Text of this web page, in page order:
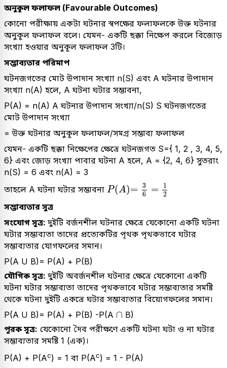
অনুকূল ফলাফল (Favourable Outcomes)
কোনো পরীক্ষায় একটা ঘটনার স্বপক্ষের ফলাফলকে উক্ত ঘটনার
অনুকূল ফলাফল বলে। যেমন- একটি ছক্কা নিক্ষেপ করলে বিজোড়
সংখ্যা হওয়ার অনুকূল ফলাফল 3টি।
সম্ভাব্যতার পরিমাপ
ঘটনজগতের মোট উপাদান সংখ্যা n(S) এবং A ঘটনার উপাদান
সংখ্যা n(A) হলে, A ঘটনা ঘটার সম্ভাবনা,
P(A) = n(A) A ঘটনার উপাদান সংখ্যা/n(S) S ঘটনজগতের
মোট উপাদান সংখ্যা
= উক্ত ঘটনার অনুকূল ফলাফল/সমগ্র সম্ভাব্য ফলাফল
যেমন- একটি ছক্কা নিক্ষেপের ক্ষেত্রে ঘটনজগত S={ 1, 2 , 3, 4, 5,
6} এবং জোড় সংখ্যা পাবার ঘটনা A হলে, A = {2, 4, 6} সুতরাং
n(S) = 6 এবং n(A) = 3
তাহলে A ঘটনা ঘটার সম্ভাবনা P(A)=
3
6
=
1
2
PA =3 =1
সম্ভাব্যতার সুত্র
সংযোগ সূত্র: দুইটি বর্জনশীল ঘটনার ক্ষেত্রে যেকোনো একটি ঘটনা
ঘটার সম্ভাব্যতা তাদের প্রত্যেকটির পৃথক পৃথকভাবে ঘটার
সম্ভাব্যতার যোগফলের সমান।
P(A U B)= P(A) + P(B)
যৌগিক সূত্র: দুইটি অবর্জনশীল ঘটনার ক্ষেত্রে যেকোনো একটি
ঘটনা ঘটার সম্ভাব্যতা তাদের পৃথকভাবে ঘটার সম্ভাব্যতার সমষ্টি
থেকে ঘটনা দুইটি একত্রে ঘটার সম্ভাব্যতার বিয়োগফলের সমান।
P(A U B)= P(A) + P(B) -P(A ∩
∩ B)
পূরক সূত্র: যেকোনো দৈব পরীক্ষণে একটি ঘটনা ঘটা ও না ঘটার
সম্ভাব্যতার সমষ্টি 1 (এক)।
P(A) + P(Ac) = 1 বা P(Ac) = 1 - P(A)